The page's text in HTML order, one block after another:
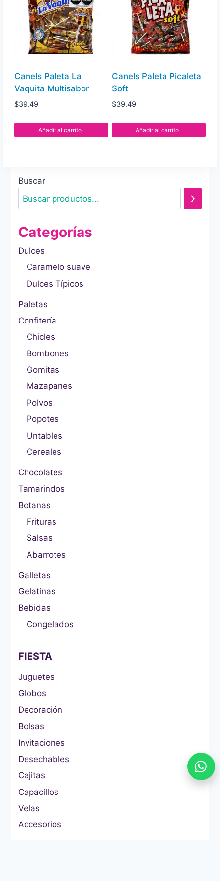
Canels Paleta La
Vaquita Multisabor
$39.49
Añadir al carrito
Canels Paleta Picaleta
Soft
$39.49
Añadir al carrito
Buscar
Categorías
Dulces
Caramelo suave
Dulces Típicos
Paletas
Confitería
Chicles
Bombones
Gomitas
Mazapanes
Polvos
Popotes
Untables
Cereales
Chocolates
Tamarindos
Botanas
Frituras
Salsas
Abarrotes
Galletas
Gelatinas
Bebidas
Congelados
FIESTA
Juguetes
Globos
Decoración
Bolsas
Invitaciones
Desechables
Cajitas
Capacillos
Velas
Accesorios